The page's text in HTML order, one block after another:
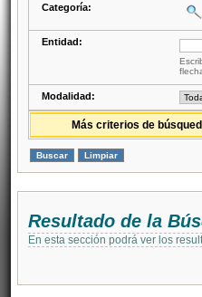
Categoría:
Entidad:
Modalidad:
Más criterios de
Resultado de la
En esta sección podrá ver los